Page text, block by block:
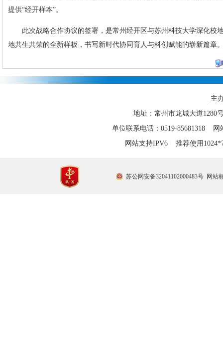
提供“经开样本”。
此次战略合作协议的签署，是常州经开区与苏州科技大学深化
地共生共荣的全新样板，书写新时代协同育人与科创赋能的崭新篇章
主
地址：常州市龙城大道
单位联系电话：0519-85681318 网
网站支持IPV6 推荐使用
苏公网安备32041102000483号 网站